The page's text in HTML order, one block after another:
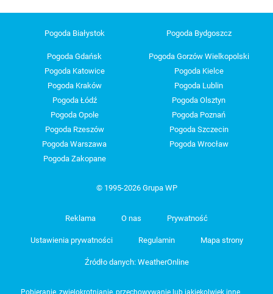
Pogoda Białystok Pogoda Bydgoszcz
Pogoda Gdańsk
Pogoda Gorzów Wielkopolski
Pogoda Katowice
Pogoda Kielce
Pogoda Kraków
Pogoda Lublin
Pogoda Łódź
Pogoda Olsztyn
Pogoda Opole
Pogoda Poznań
Pogoda Rzeszów
Pogoda Szczecin
Pogoda Warszawa
Pogoda Wrocław
Pogoda Zakopane
© 1995-2026 Grupa WP
Reklama O nas Prywatność
Ustawienia prywatności Regulamin Mapa strony
Źródło danych: WeatherOnline
Pobieranie, zwielokrotnianie, przechowywanie lub jakiekolwiek inne